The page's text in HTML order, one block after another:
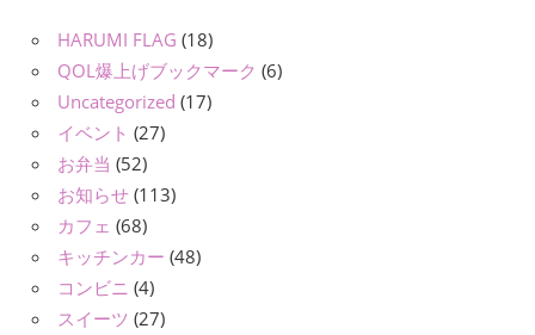
HARUMI FLAG (18)
QOL爆上げブックマーク (6)
Uncategorized (17)
イベント (27)
お弁当 (52)
お知らせ (113)
カフェ (68)
キッチンカー (48)
コンビニ (4)
スイーツ (27)